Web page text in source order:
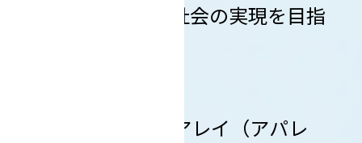
き、成長できる社会の実現を目指
１．ティンパンアレイ（アパレ